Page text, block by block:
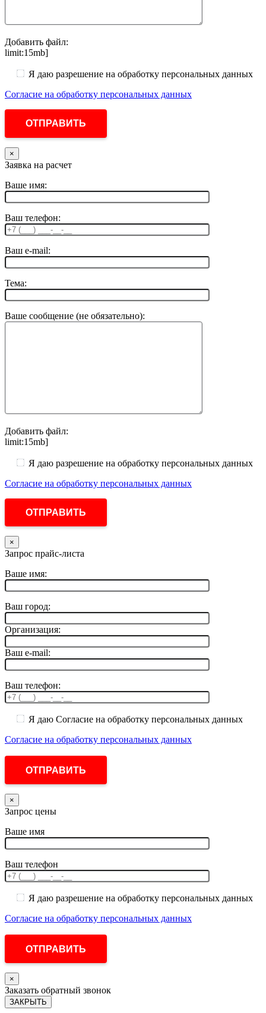
Добавить файл:
limit:15mb]
Я даю разрешение на обработку персональных данных
Согласие на обработку персональных данных
×
Заявка на расчет
Ваше имя:
Ваш телефон:
Ваш e-mail:
Тема:
Ваше сообщение (не обязательно):
Добавить файл:
limit:15mb]
Я даю разрешение на обработку персональных данных
Согласие на обработку персональных данных
×
Запрос прайс-листа
Ваше имя:
Ваш город:
Организация:
Ваш e-mail:
Ваш телефон:
Я даю Согласие на обработку персональных данных
Согласие на обработку персональных данных
×
Запрос цены
Ваше имя
Ваш телефон
Я даю разрешение на обработку персональных данных
Согласие на обработку персональных данных
×
Заказать обратный звонок
ЗАКРЫТЬ